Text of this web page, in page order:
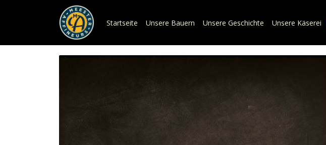
Startseite Unsere Bauern Unsere Geschichte Unsere Käserei